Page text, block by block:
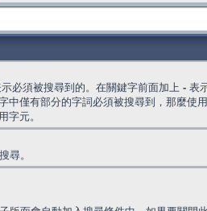
必須被搜尋到的。在關鍵字前面加上 - 表
中僅有部分的字詞必須被搜尋到，那麼使
字元。
尋。